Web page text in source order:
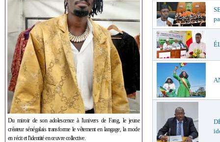
Du miroir de son adolescence à l'univers de Fang, le jeune
créateur sénégalais transforme le vêtement en langage, la mode
en récit et l'identité en œuvre collective.